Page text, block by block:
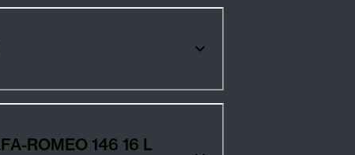
146 16 L